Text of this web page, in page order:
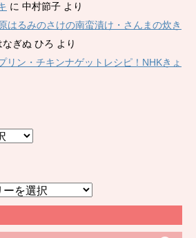
に 中村節子 より
はるみのさけの南蛮漬け・さんまの炊き
なぎぬ ひろ より
リン・チキンナゲットレシピ！NHKきょ